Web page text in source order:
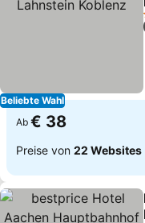
Beliebte Wahl
Ab € 38
Preise von 22 Websites